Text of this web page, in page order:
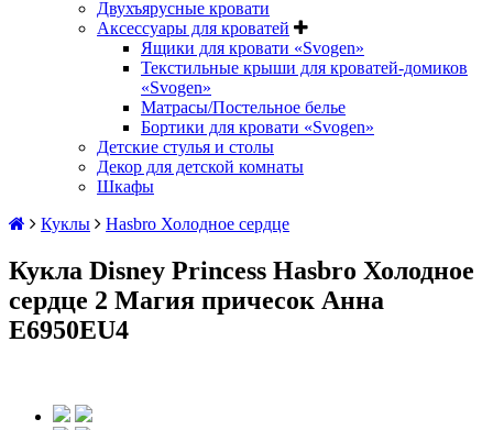
Двухъярусные кровати
Аксессуары для кроватей
Ящики для кровати «Svogen»
Текстильные крыши для кроватей-домиков
«Svogen»
Матрасы/Постельное белье
Бортики для кровати «Svogen»
Детские стулья и столы
Декор для детской комнаты
Шкафы
Куклы
Hasbro Холодное сердце
Кукла Disney Princess Hasbro Холодное
сердце 2 Магия причесок Анна
E6950EU4